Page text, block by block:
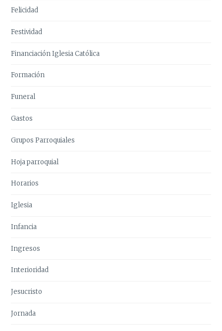
Felicidad
Festividad
Financiación Iglesia Católica
Formación
Funeral
Gastos
Grupos Parroquiales
Hoja parroquial
Horarios
Iglesia
Infancia
Ingresos
Interioridad
Jesucristo
Jornada